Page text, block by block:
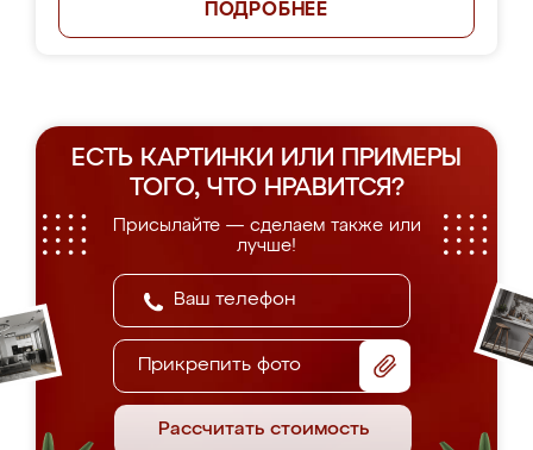
ПОДРОБНЕЕ
ЕСТЬ КАРТИНКИ ИЛИ ПРИМЕРЫ
ТОГО, ЧТО НРАВИТСЯ?
Присылайте — сделаем также или
лучше!
Прикрепить фото
Рассчитать стоимость